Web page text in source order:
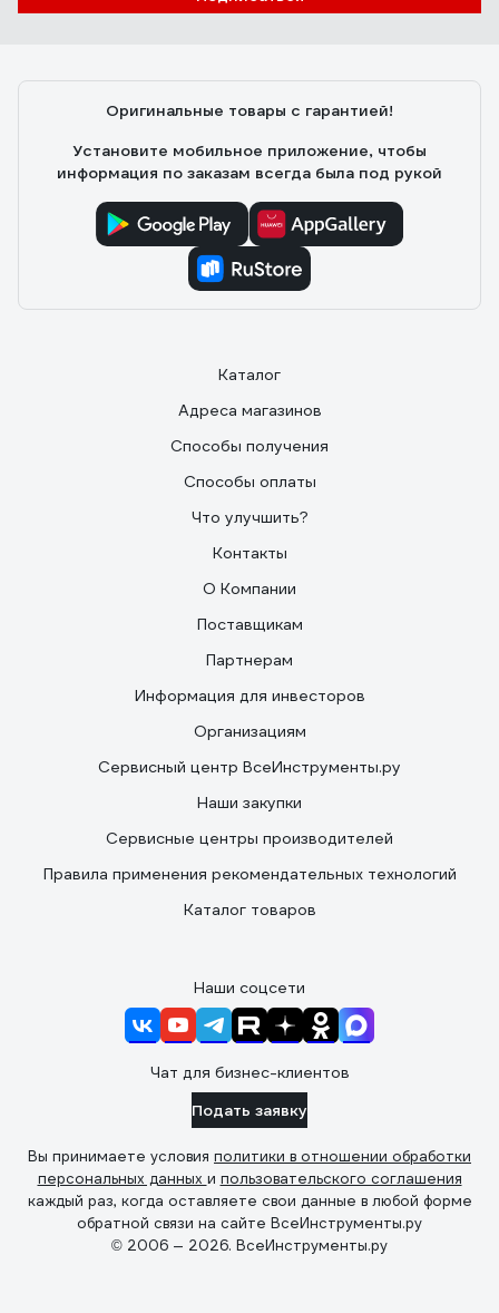
Оригинальные товары с гарантией!
Установите мобильное приложение, чтобы
информация по заказам всегда была под рукой
Каталог
Адреса магазинов
Способы получения
Способы оплаты
Что улучшить?
Контакты
О Компании
Поставщикам
Партнерам
Информация для инвесторов
Организациям
Сервисный центр ВсеИнструменты.ру
Наши закупки
Сервисные центры производителей
Правила применения рекомендательных технологий
Каталог товаров
Наши соцсети
Чат для бизнес-клиентов
Подать заявку
Вы принимаете условия политики в отношении обработки
персональных данных и пользовательского соглашения
каждый раз, когда оставляете свои данные в любой форме
обратной связи на сайте ВсеИнструменты.ру
© 2006 — 2026. ВсеИнструменты.ру